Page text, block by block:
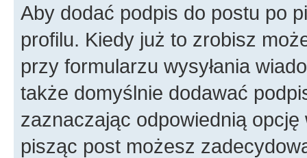
Aby dodać podpis do postu po
profilu. Kiedy już to zrobisz
przy formularzu wysyłania
także domyślnie dodawać
zaznaczając odpowiednią
pisząc post możesz